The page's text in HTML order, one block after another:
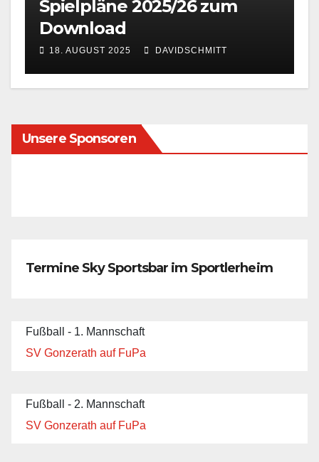
Spielpläne 2025/26 zum
Download
18. AUGUST 2025 DAVIDSCHMITT
Unsere Sponsoren
Termine Sky Sportsbar im Sportlerheim
Fußball - 1. Mannschaft
SV Gonzerath auf FuPa
Fußball - 2. Mannschaft
SV Gonzerath auf FuPa